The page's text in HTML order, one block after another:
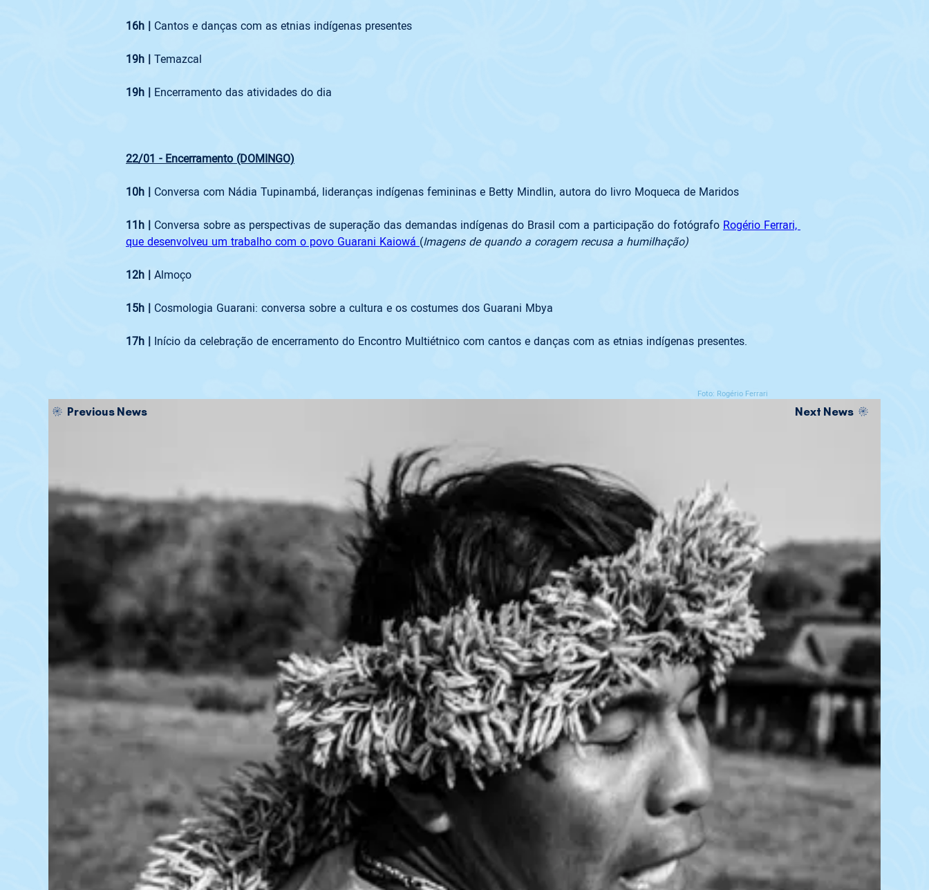
16h | Cantos e danças com as etnias indígenas presentes
19h | Temazcal
19h | Encerramento das atividades do dia
22/01 - Encerramento (DOMINGO)
10h | Conversa com Nádia Tupinambá, lideranças indígenas femininas e Betty Mindlin, autora do livro Moqueca de Maridos
11h | Conversa sobre as perspectivas de superação das demandas indígenas do Brasil com a participação do fotógrafo Rogério Ferrari,
que desenvolveu um trabalho com o povo Guarani Kaiowá (Imagens de quando a coragem recusa a humilhação)
12h | Almoço
15h |
17h | Início da celebração de encerramento do Encontro Multiétnico com cantos e danças com as etnias indígenas presentes.
Foto: Rogério Ferrari
Previous News Next News